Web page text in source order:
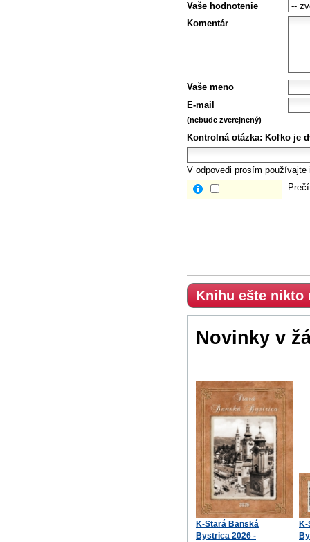
Vaše hodnotenie
Komentár
Vaše meno
E-mail
(nebude zverejnený)
Kontrolná otázka: Koľko je
V odpovedi prosím
Knihu ešte nikto
Novinky v
K-Stará Banská
Bystrica 2026 -